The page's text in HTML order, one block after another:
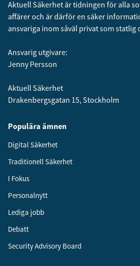
Aktuell Säkerhet är tidningen för alla
affärer och är därför en säker
ansvariga inom såväl privat som statlig
Ansvarig utgivare:
Jenny Persson
Aktuell Säkerhet
Drakenbergsgatan 15, Stockholm
Populära ämnen
Digital Säkerhet
Traditionell Säkerhet
I Fokus
Personalnytt
Lediga jobb
Debatt
Security Advisory Board